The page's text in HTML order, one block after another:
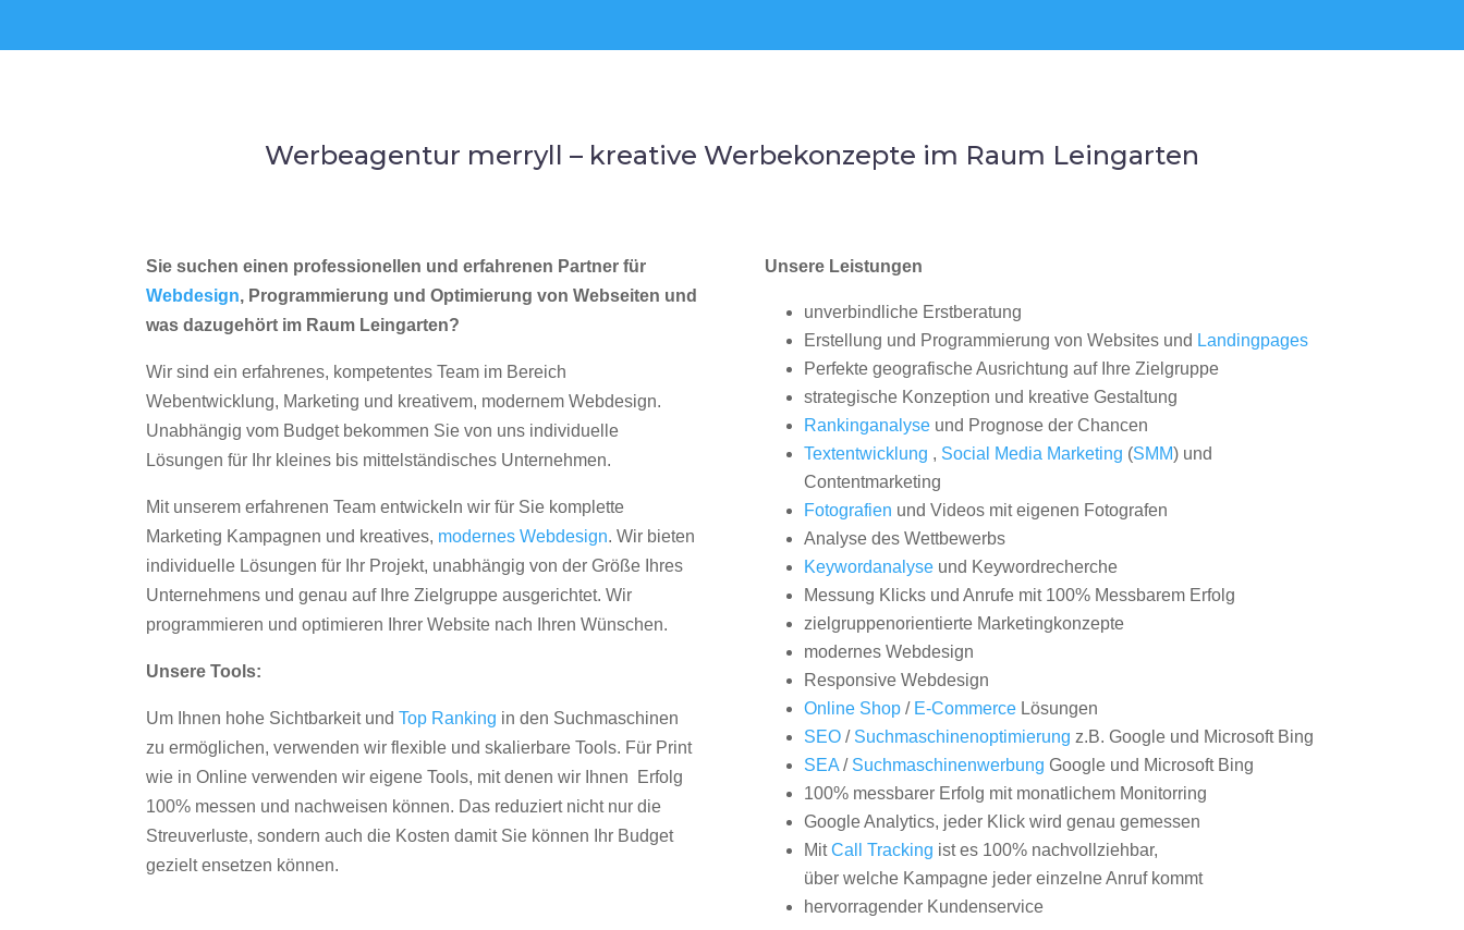
Werbeagentur merryll – kreative Werbekonzepte im Raum Leingarten
Sie suchen einen professionellen und erfahrenen Partner für
Webdesign, Programmierung und Optimierung von Webseiten und
was dazugehört im Raum Leingarten?
Wir sind ein erfahrenes, kompetentes Team im Bereich
Webentwicklung, Marketing und kreativem, modernem Webdesign.
Unabhängig vom Budget bekommen Sie von uns individuelle
Lösungen für Ihr kleines bis mittelständisches Unternehmen.
Mit unserem erfahrenen Team entwickeln wir für Sie komplette
Marketing Kampagnen und kreatives, modernes Webdesign. Wir bieten
individuelle Lösungen für Ihr Projekt, unabhängig von der Größe Ihres
Unternehmens und genau auf Ihre Zielgruppe ausgerichtet. Wir
programmieren und optimieren Ihrer Website nach Ihren Wünschen.
Unsere Tools:
Um Ihnen hohe Sichtbarkeit undTop Ranking in den Suchmaschinen
zu ermöglichen, verwenden wir flexible und skalierbare Tools. Für Print
wie in Online verwenden wir eigene Tools, mit denen wir Ihnen Erfolg
100% messen und nachweisen können. Das reduziert nicht nur die
Streuverluste, sondern auch die Kosten damit Sie können Ihr Budget
gezielt ensetzen können.
Unsere Leistungen
unverbindliche Erstberatung
Erstellung und Programmierung von Websites und Landingpages
Perfekte geografische Ausrichtung auf Ihre Zielgruppe
strategische Konzeption und kreative Gestaltung
Rankinganalyseund Prognose der Chancen
Textentwicklung , Social Media Marketing (SMM) und
Contentmarketing
Fotografien und Videos mit eigenen Fotografen
Analyse des Wettbewerbs
Keywordanalyseund Keywordrecherche
Messung Klicks und Anrufe mit 100% Messbarem Erfolg
zielgruppenorientierte Marketingkonzepte
modernes Webdesign
Responsive Webdesign
Online Shop/ E-CommerceLösungen
SEO/ Suchmaschinenoptimierung z.B. Google und Microsoft Bing
SEA/ Suchmaschinenwerbung Google und Microsoft Bing
100% messbarer Erfolg mit monatlichem Monitorring
Google Analytics, jeder Klick wird genau gemessen
MitCall Tracking ist es 100% nachvollziehbar,
über welche Kampagne jeder einzelne Anruf kommt
hervorragender Kundenservice